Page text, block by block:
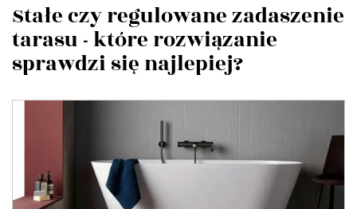
Stałe czy regulowane zadaszenie
tarasu - które rozwiązanie
sprawdzi się najlepiej?